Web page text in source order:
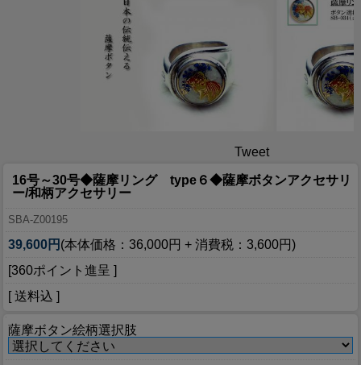
Tweet
16号～30号◆薩摩リング type６◆薩摩ボタンアクセサリ
ー/和柄アクセサリー
SBA-Z00195
39,600円 (本体価格：36,000円 + 消費税：3,600円)
[360ポイント進呈 ]
[ 送料込 ]
薩摩ボタン絵柄選択肢